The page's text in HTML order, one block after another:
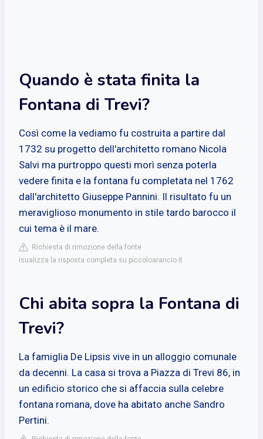
Quando è stata finita la
Fontana di Trevi?
Così come la vediamo fu costruita a partire dal
1732 su progetto dell'architetto romano Nicola
Salvi ma purtroppo questi morì senza poterla
vedere finita e la fontana fu completata nel 1762
dall'architetto Giuseppe Pannini. Il risultato fu un
meraviglioso monumento in stile tardo barocco il
cui tema è il mare.
Richiesta di rimozione della fonte
isualizza la risposta completa su piccoloarancio.it
Chi abita sopra la Fontana di
Trevi?
La famiglia De Lipsis vive in un alloggio comunale
da decenni. La casa si trova a Piazza di Trevi 86, in
un edificio storico che si affaccia sulla celebre
fontana romana, dove ha abitato anche Sandro
Pertini.